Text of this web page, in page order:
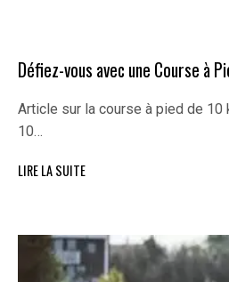
Défiez-vous avec une Course à
Article sur la course à pied de 10
10…
LIRE LA SUITE